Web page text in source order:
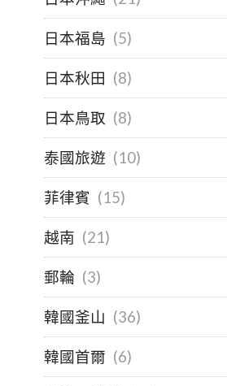
日本福島 (5)
日本秋田 (8)
日本鳥取 (8)
泰國旅遊 (10)
菲律賓 (15)
越南 (21)
郵輪 (3)
韓國釜山 (36)
韓國首爾 (6)